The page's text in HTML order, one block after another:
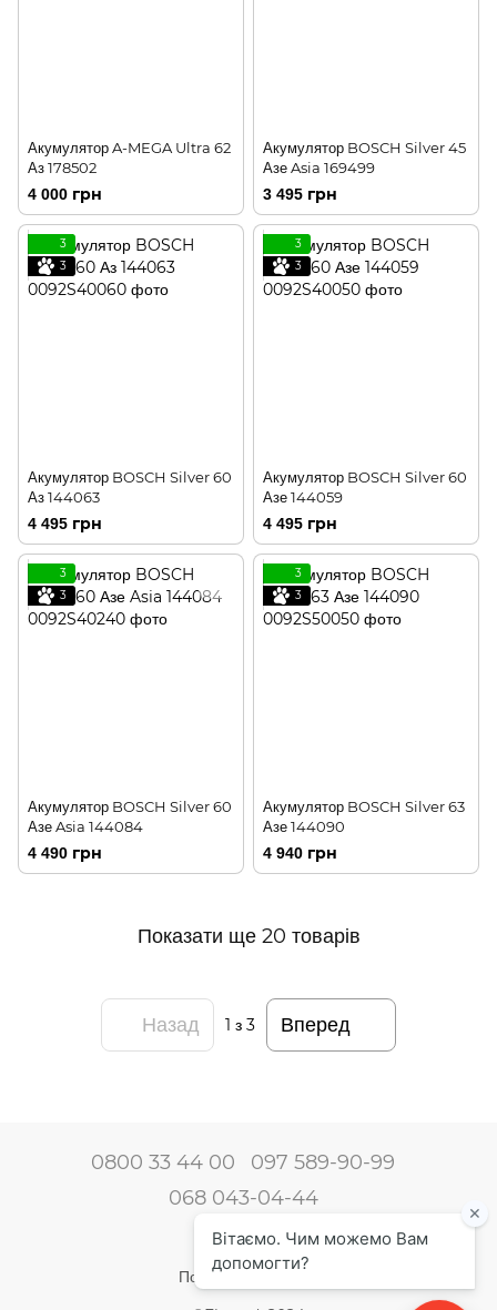
Акумулятор A-MEGA Ultra 62
Аз 178502
4 000 грн
Акумулятор BOSCH Silver 45
Азе Asia 169499
3 495 грн
3
3
Акумулятор BOSCH Silver 60
Аз 144063
4 495 грн
3
3
Акумулятор BOSCH Silver 60
Азе 144059
4 495 грн
3
3
Акумулятор BOSCH Silver 60
Азе Asia 144084
4 490 грн
3
3
Акумулятор BOSCH Silver 63
Азе 144090
4 940 грн
Показати ще 20 товарів
Назад 1 з 3 Вперед
0800 33 44 00
097 589-90-99
068 043-04-44
Наші контакти
Повна версія сайту